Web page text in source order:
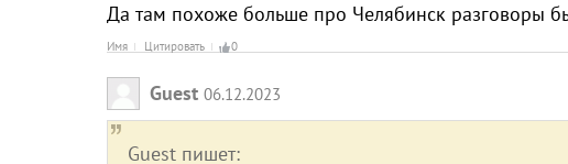
Да там похоже больше про Челябинск разговоры
Имя Цитировать 0
Guest 06.12.2023
Guest пишет: